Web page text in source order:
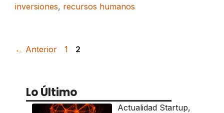
inversiones, recursos humanos
← Anterior Página
1 Página
2
Lo Último
Actualidad Startup,